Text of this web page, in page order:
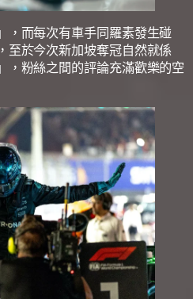
，而每次有車手同羅素發生碰
至於今次新加坡奪冠自然就係
，粉絲之間的評論充滿歡樂的空